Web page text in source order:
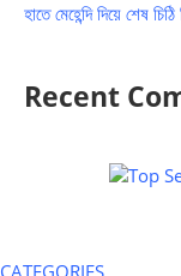
হাতে মেহেন্দি দিয়ে শেষ
Recent